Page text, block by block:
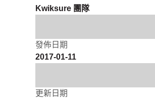
Kwiksure 團隊
發佈日期
2017-01-11
更新日期